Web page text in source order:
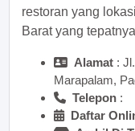
restoran yang
Barat yang
Alamat :
Marapalam,
Telepon :
Daftar